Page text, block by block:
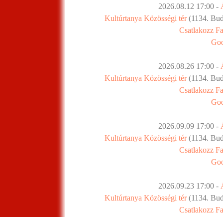
2026.08.12 17:00 -
Kultúrtanya Közösségi tér(1134.
Csatlakozz
2026.08.26 17:00 -
Kultúrtanya Közösségi tér(1134.
Csatlakozz
2026.09.09 17:00 -
Kultúrtanya Közösségi tér(1134.
Csatlakozz
2026.09.23 17:00 -
Kultúrtanya Közösségi tér(1134.
Csatlakozz